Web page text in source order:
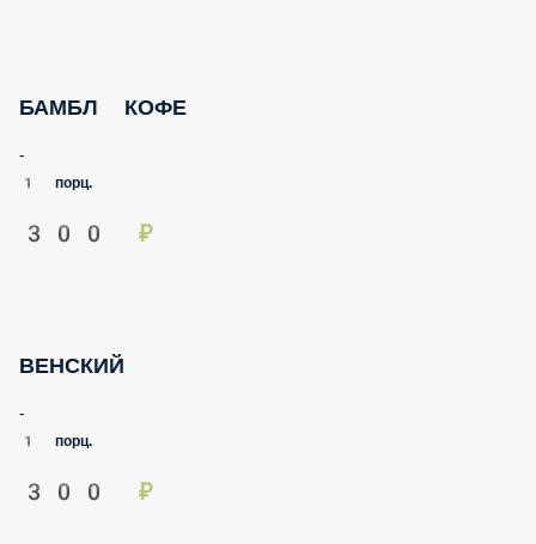
БАМБЛ КОФЕ
-
1 порц.
300 ₽
ВЕНСКИЙ
1 порц.
300 ₽